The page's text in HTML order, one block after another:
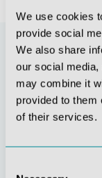
We use cookies
provide social
We also share
our social
may combine it
provided to them
of their services.